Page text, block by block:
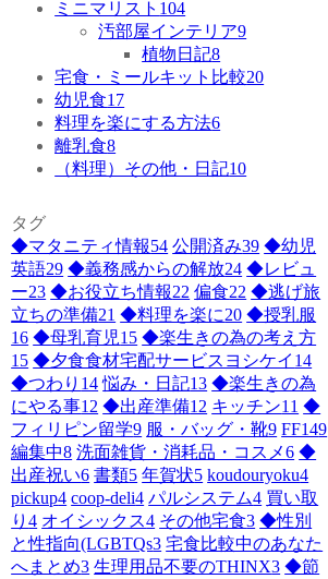
ミニマリスト 104
汚部屋インテリア9
植物日記8
宅食・ミールキット比較20
幼児食17
料理を楽にする方法6
離乳食8
（料理）その他・日記10
タグ
◆マタニティ情報54 公開済み39 ◆幼児
英語29 ◆義務感からの解放24 ◆レビュ
ー23 ◆お役立ち情報22 偏食22 ◆逃げ旅
立ちの準備21 ◆料理を楽に20 ◆授乳服
16 ◆母乳育児15 ◆楽生きの為の考え方
15 ◆夕食食材宅配サービスヨシケイ 14
◆つわり 14 悩み・日記13 ◆楽生きの為
にやる事12 ◆出産準備12 キッチン11 ◆
フィリピン留学9 服・バッグ・靴9 FF149
編集中8 洗面雑貨・消耗品・コスメ6 ◆
出産祝い6 書類5 年賀状5 koudouryoku4
pickup4 coop-deli4 パルシステム4 買い取
り4 オイシックス4 その他宅食3 ◆性別
と性指向(LGBTQs3 宅食比較中のあなた
へまとめ3 生理用品不要のTHINX3 ◆節